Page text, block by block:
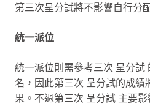
第三次呈分試將不影響自行分
統一派位
統一派位則需參考三次 呈分試
名，因此第三次 呈分試的成績
果。不過第三次 呈分試 主要影